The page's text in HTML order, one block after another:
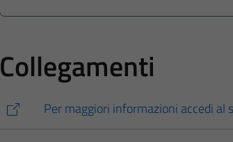
Collegamenti
Per maggiori informazioni accedi al